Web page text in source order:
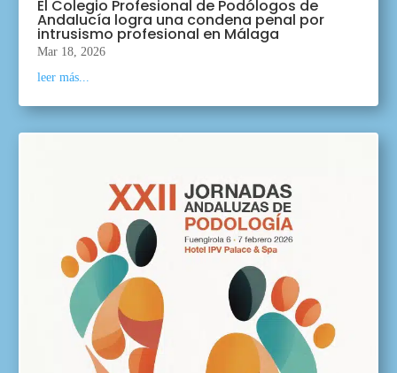
El Colegio Profesional de Podólogos de
Andalucía logra una condena penal por
intrusismo profesional en Málaga
Mar 18, 2026
leer más...